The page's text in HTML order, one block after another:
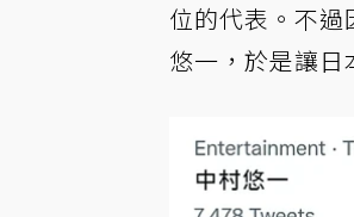
位的代表。不
悠一，於是讓日